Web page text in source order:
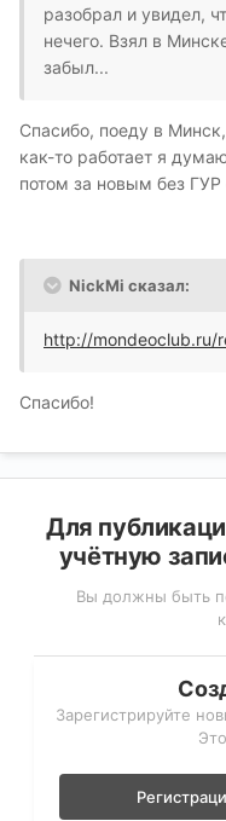
разобрал и увидел,
нечего. Взял в
забыл...
Спасибо, поеду в
как-то работает я
потом за новым без ГУР
NickMi сказал:
http://mondeoclub.ru/
Спасибо!
Для
учётную
Вы должны быть
Зарегистрируйте